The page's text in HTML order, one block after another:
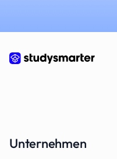
Unternehmen